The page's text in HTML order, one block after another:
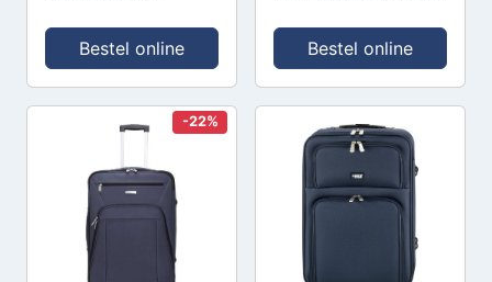
32.5 x 23 cm) -
Ultra Marine
Bestel online
Liter - Expandable -
Zwart
Bestel online
-22%